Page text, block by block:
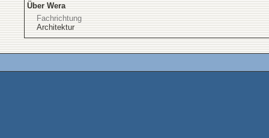
Über Wera
Fachrichtung
Architektur